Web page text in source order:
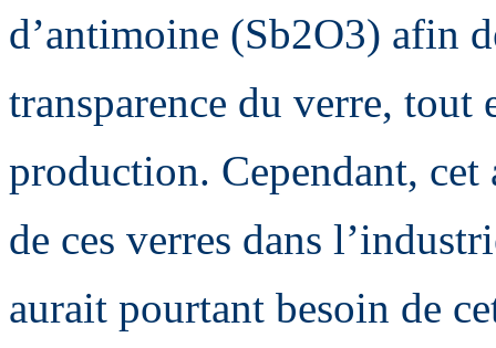
d’antimoine (Sb2O3) afin
transparence du verre, tout
production. Cependant,
de ces verres dans
aurait pourtant besoin de